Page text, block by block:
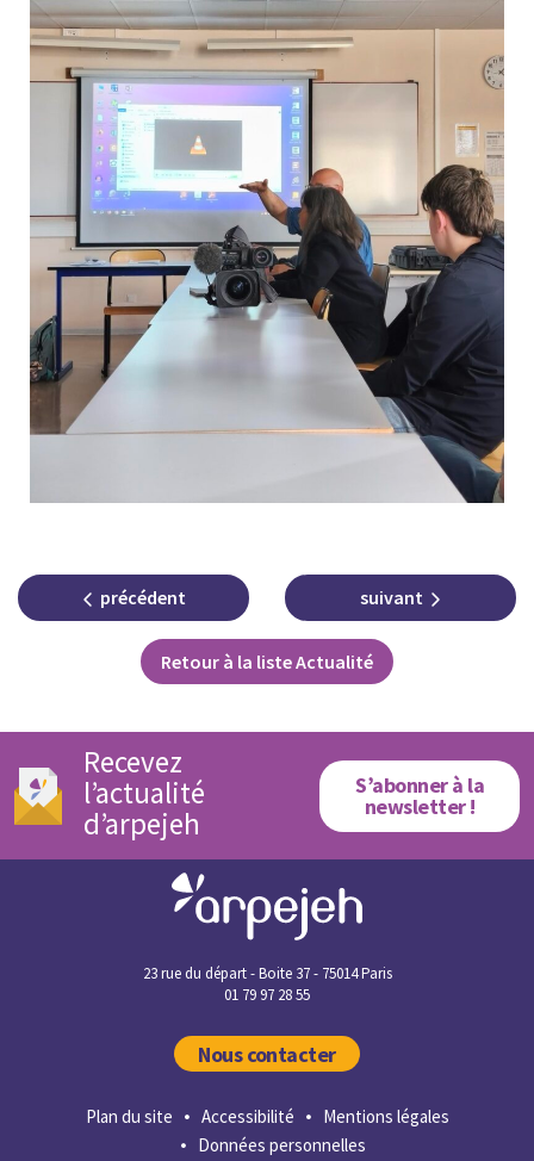
précédent
Retour à la liste Actualité
suivant
Recevez
l’actualité
d’arpejeh
S’abonner à la
newsletter !
23 rue du départ - Boite 37 - 75014 Paris
01 79 97 28 55
Nous contacter
Plan du site Accessibilité
Mentions légales
Données personnelles